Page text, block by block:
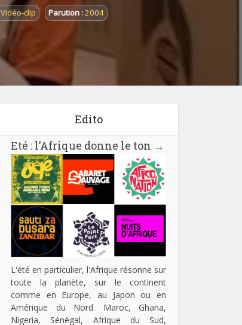
Vidéo-clip Parution :2004
Edito
Eté : l’Afrique donne le ton →
L'été en particulier, l'Afrique résonne sur
toute la planète, sur le continent
comme en Europe, au Japon ou en
Amérique du Nord. Maroc, Ghana,
Nigeria, Sénégal, Afrique du Sud,